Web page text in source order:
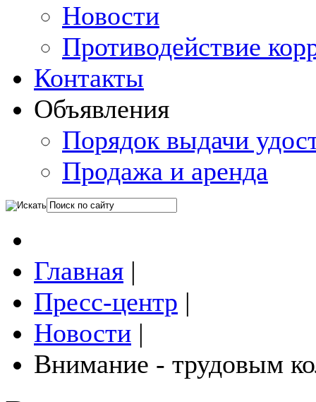
Новости
Противодействие
Контакты
Объявления
Порядок выдачи
Продажа и аренда
Главная |
Пресс-центр |
Новости |
Внимание - трудовым